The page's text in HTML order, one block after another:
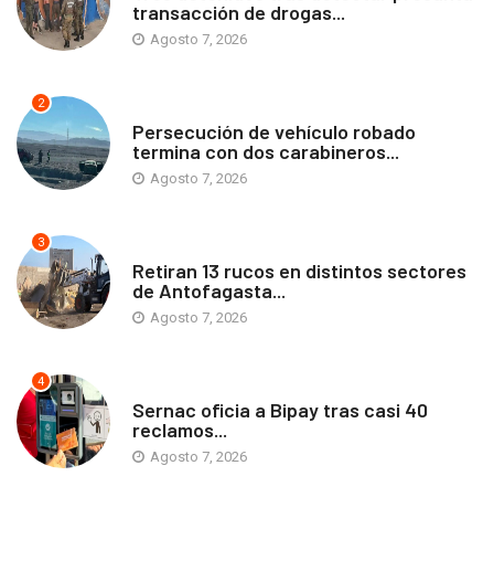
transacción de drogas...
Agosto 7, 2026
2
Persecución de vehículo robado
termina con dos carabineros...
Agosto 7, 2026
3
Retiran 13 rucos en distintos sectores
de Antofagasta...
Agosto 7, 2026
4
Sernac oficia a Bipay tras casi 40
reclamos...
Agosto 7, 2026